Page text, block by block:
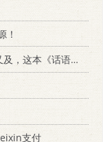
！
《话语的真相》...
支付